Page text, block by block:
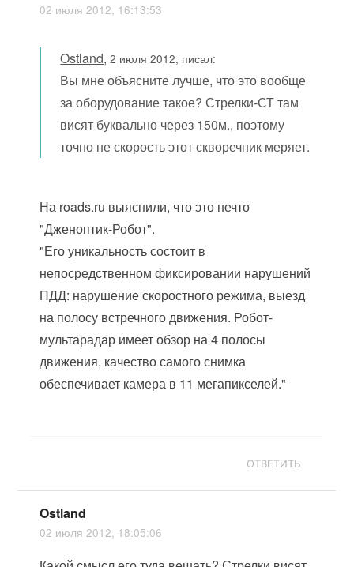
02 июля 2012, 16:13:53
Ostland,2 июля 2012, писал:
Вы мне объясните лучше, что это вообще
за оборудование такое? Стрелки-СТ там
висят буквально через 150м., поэтому
точно не скорость этот скворечник меряет.
На roads.ru выяснили, что это нечто
"Дженоптик-Робот".
"Его уникальность состоит в
непосредственном фиксировании нарушений
ПДД: нарушение скоростного режима, выезд
на полосу встречного движения. Робот-
мультарадар имеет обзор на 4 полосы
движения, качество самого снимка
обеспечивает камера в 11 мегапикселей."
ОТВЕТИТЬ
Ostland
02 июля 2012, 18:05:06